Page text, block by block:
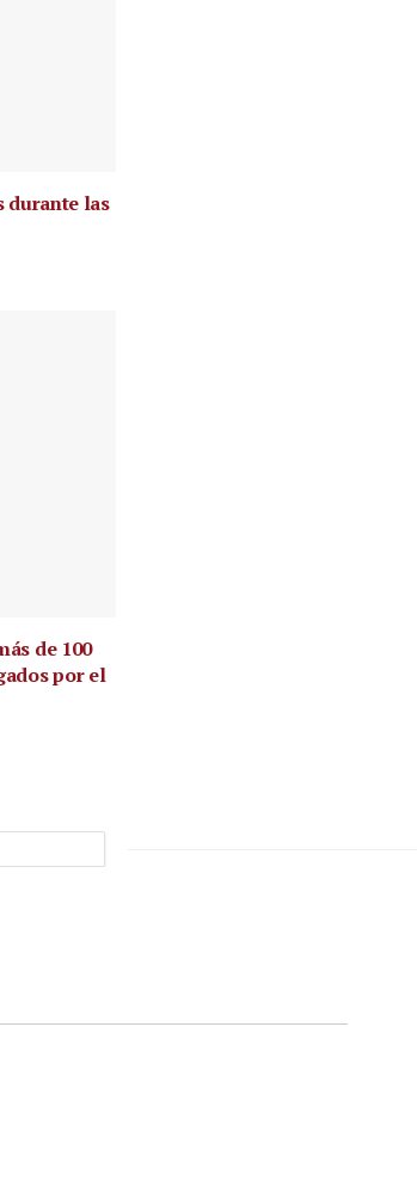
durante las
de 100
por el